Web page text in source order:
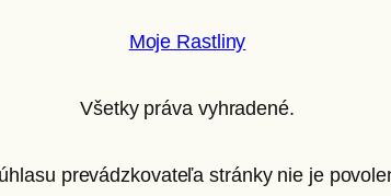
Moje Rastliny
Všetky práva vyhradené.
prevádzkovateľa stránky nie je